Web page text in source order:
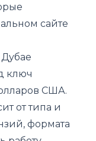
сайте
ключ
США.
от типа и
формата